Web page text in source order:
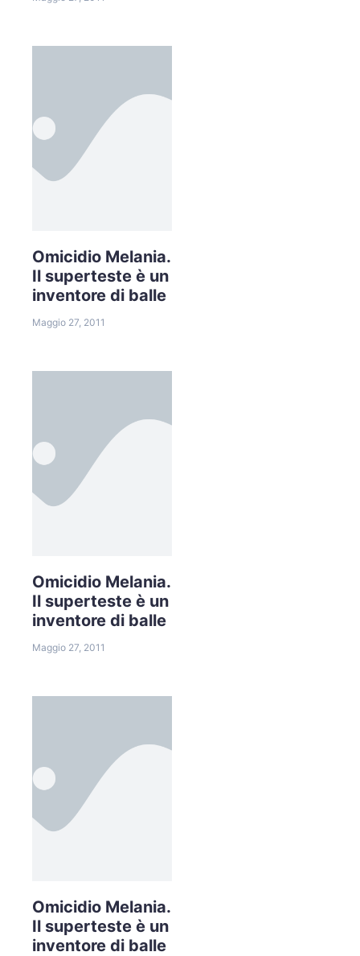
Omicidio Melania.
Il superteste è un
inventore di balle
Maggio 27, 2011
Omicidio Melania.
Il superteste è un
inventore di balle
Maggio 27, 2011
Omicidio Melania.
Il superteste è un
inventore di balle